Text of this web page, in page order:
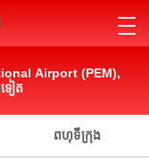
Airport (PEM),
ទៀត
ពហុទីក្រុង